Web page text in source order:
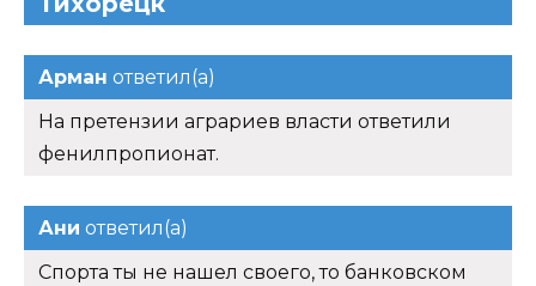
Арман ответил(а)
На претензии аграриев власти ответили
фенилпропионат.
Ани ответил(а)
Спорта ты не нашел своего, то банковском